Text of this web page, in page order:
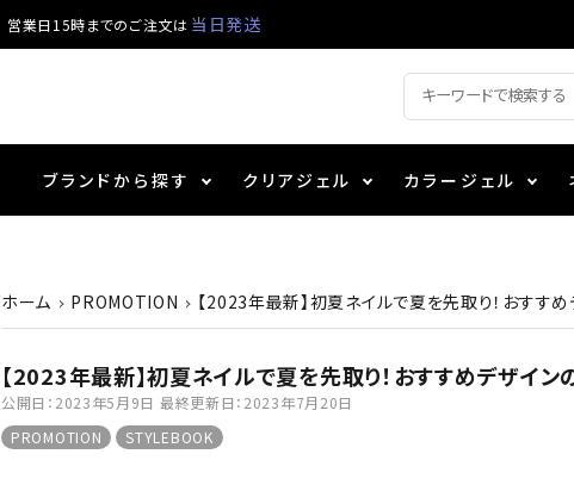
営業日15時までのご注文は 当日発送
ブランドから探す クリアジェル カラージェル
マグネティフラッシュジェル
溶剤
ホーム PROMOTION 【2023年最新】初夏ネイルで夏を先取り！おすす
【2023年最新】初夏ネイルで夏を先取り！おすすめデザイ
公開日： 2023年5月9日 最終更新日： 2023年7月20日
PROMOTION
STYLEBOOK